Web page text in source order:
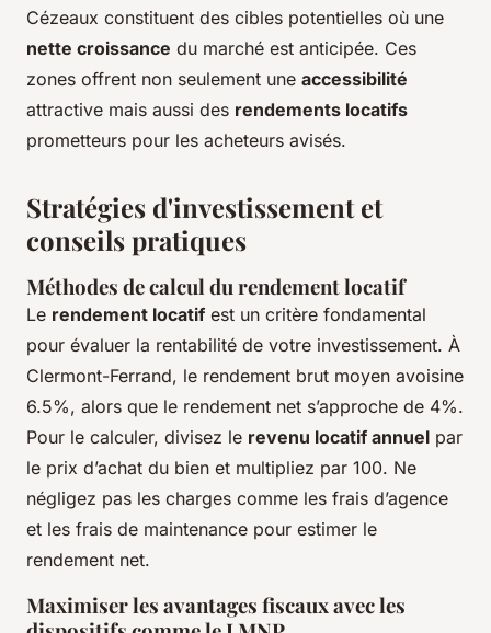
Cézeaux constituent des cibles potentielles où une
nette croissance du marché est anticipée. Ces
zones offrent non seulement une accessibilité
attractive mais aussi des rendements locatifs
prometteurs pour les acheteurs avisés.
Stratégies d'investissement et
conseils pratiques
Méthodes de calcul du rendement locatif
Le rendement locatif est un critère fondamental
pour évaluer la rentabilité de votre investissement. À
Clermont-Ferrand, le rendement brut moyen avoisine
6.5%, alors que le rendement net s’approche de 4%.
Pour le calculer, divisez le revenu locatif annuel par
le prix d’achat du bien et multipliez par 100. Ne
négligez pas les charges comme les frais d’agence
et les frais de maintenance pour estimer le
rendement net.
Maximiser les avantages fiscaux avec les